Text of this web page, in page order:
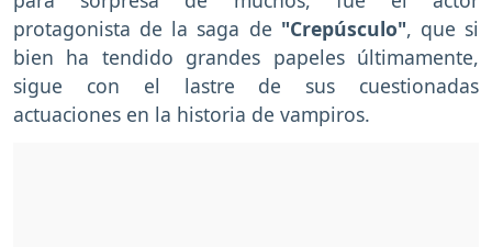
protagonista de la saga de "Crepúsculo", que si
bien ha tendido grandes papeles últimamente,
sigue con el lastre de sus cuestionadas
actuaciones en la historia de vampiros.